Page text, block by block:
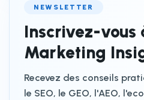
NEWSLETTER
Inscrivez-
Marketing
Recevez des conseils
le SEO, le GEO, l'AEO,